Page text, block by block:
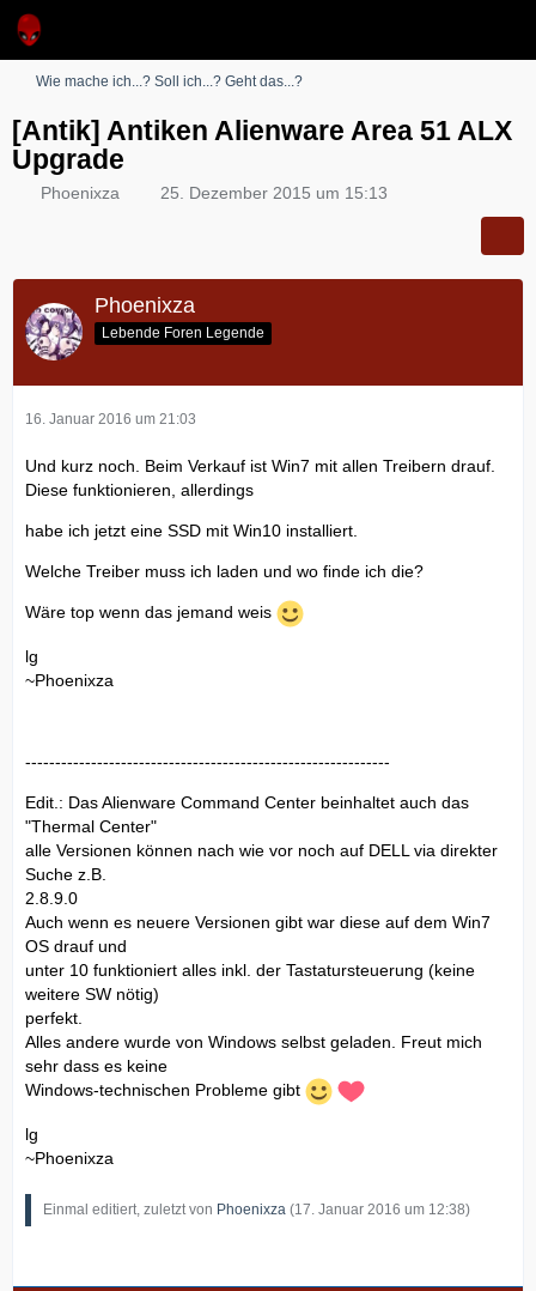
Wie mache ich...? Soll ich...? Geht das...?
[Antik] Antiken Alienware Area 51 ALX
Upgrade
Phoenixza 25. Dezember 2015 um 15:13
Phoenixza
Lebende Foren Legende
16. Januar 2016 um 21:03
Und kurz noch. Beim Verkauf ist Win7 mit allen Treibern drauf.
Diese funktionieren, allerdings
habe ich jetzt eine SSD mit Win10 installiert.
Welche Treiber muss ich laden und wo finde ich die?
Wäre top wenn das jemand weis
lg
~Phoenixza
-------------------------------------------------------------
Edit.: Das Alienware Command Center beinhaltet auch das
"Thermal Center"
alle Versionen können nach wie vor noch auf DELL via direkter
Suche z.B.
2.8.9.0
Auch wenn es neuere Versionen gibt war diese auf dem Win7
OS drauf und
unter 10 funktioniert alles inkl. der Tastatursteuerung (keine
weitere SW nötig)
perfekt.
Alles andere wurde von Windows selbst geladen. Freut mich
sehr dass es keine
Windows-technischen Probleme gibt
lg
~Phoenixza
Einmal editiert, zuletzt von Phoenixza (17. Januar 2016 um 12:38)